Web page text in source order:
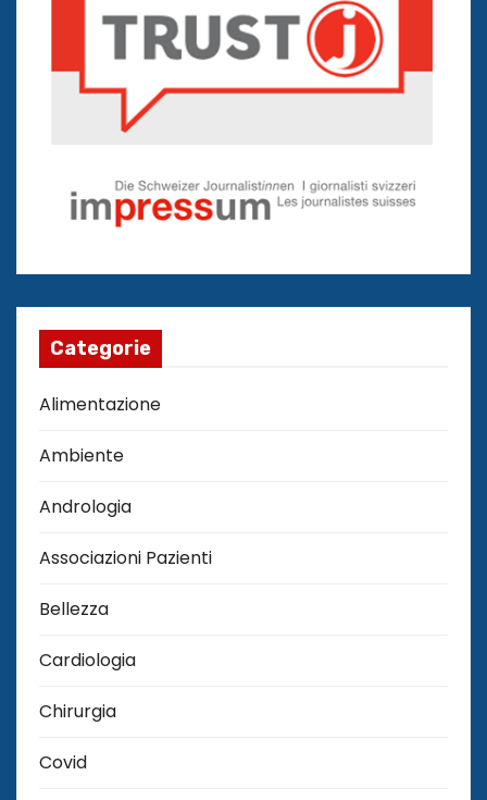
Categorie
Alimentazione
Ambiente
Andrologia
Associazioni Pazienti
Bellezza
Cardiologia
Chirurgia
Covid